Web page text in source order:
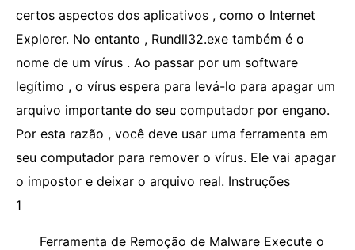
certos aspectos dos aplicativos , como o Internet
Explorer. No entanto , Rundll32.exe também é o
nome de um vírus . Ao passar por um software
legítimo , o vírus espera para levá-lo para apagar um
arquivo importante do seu computador por engano.
Por esta razão , você deve usar uma ferramenta em
seu computador para remover o vírus. Ele vai apagar
o impostor e deixar o arquivo real. Instruções
1
Ferramenta de Remoção de Malware Execute o